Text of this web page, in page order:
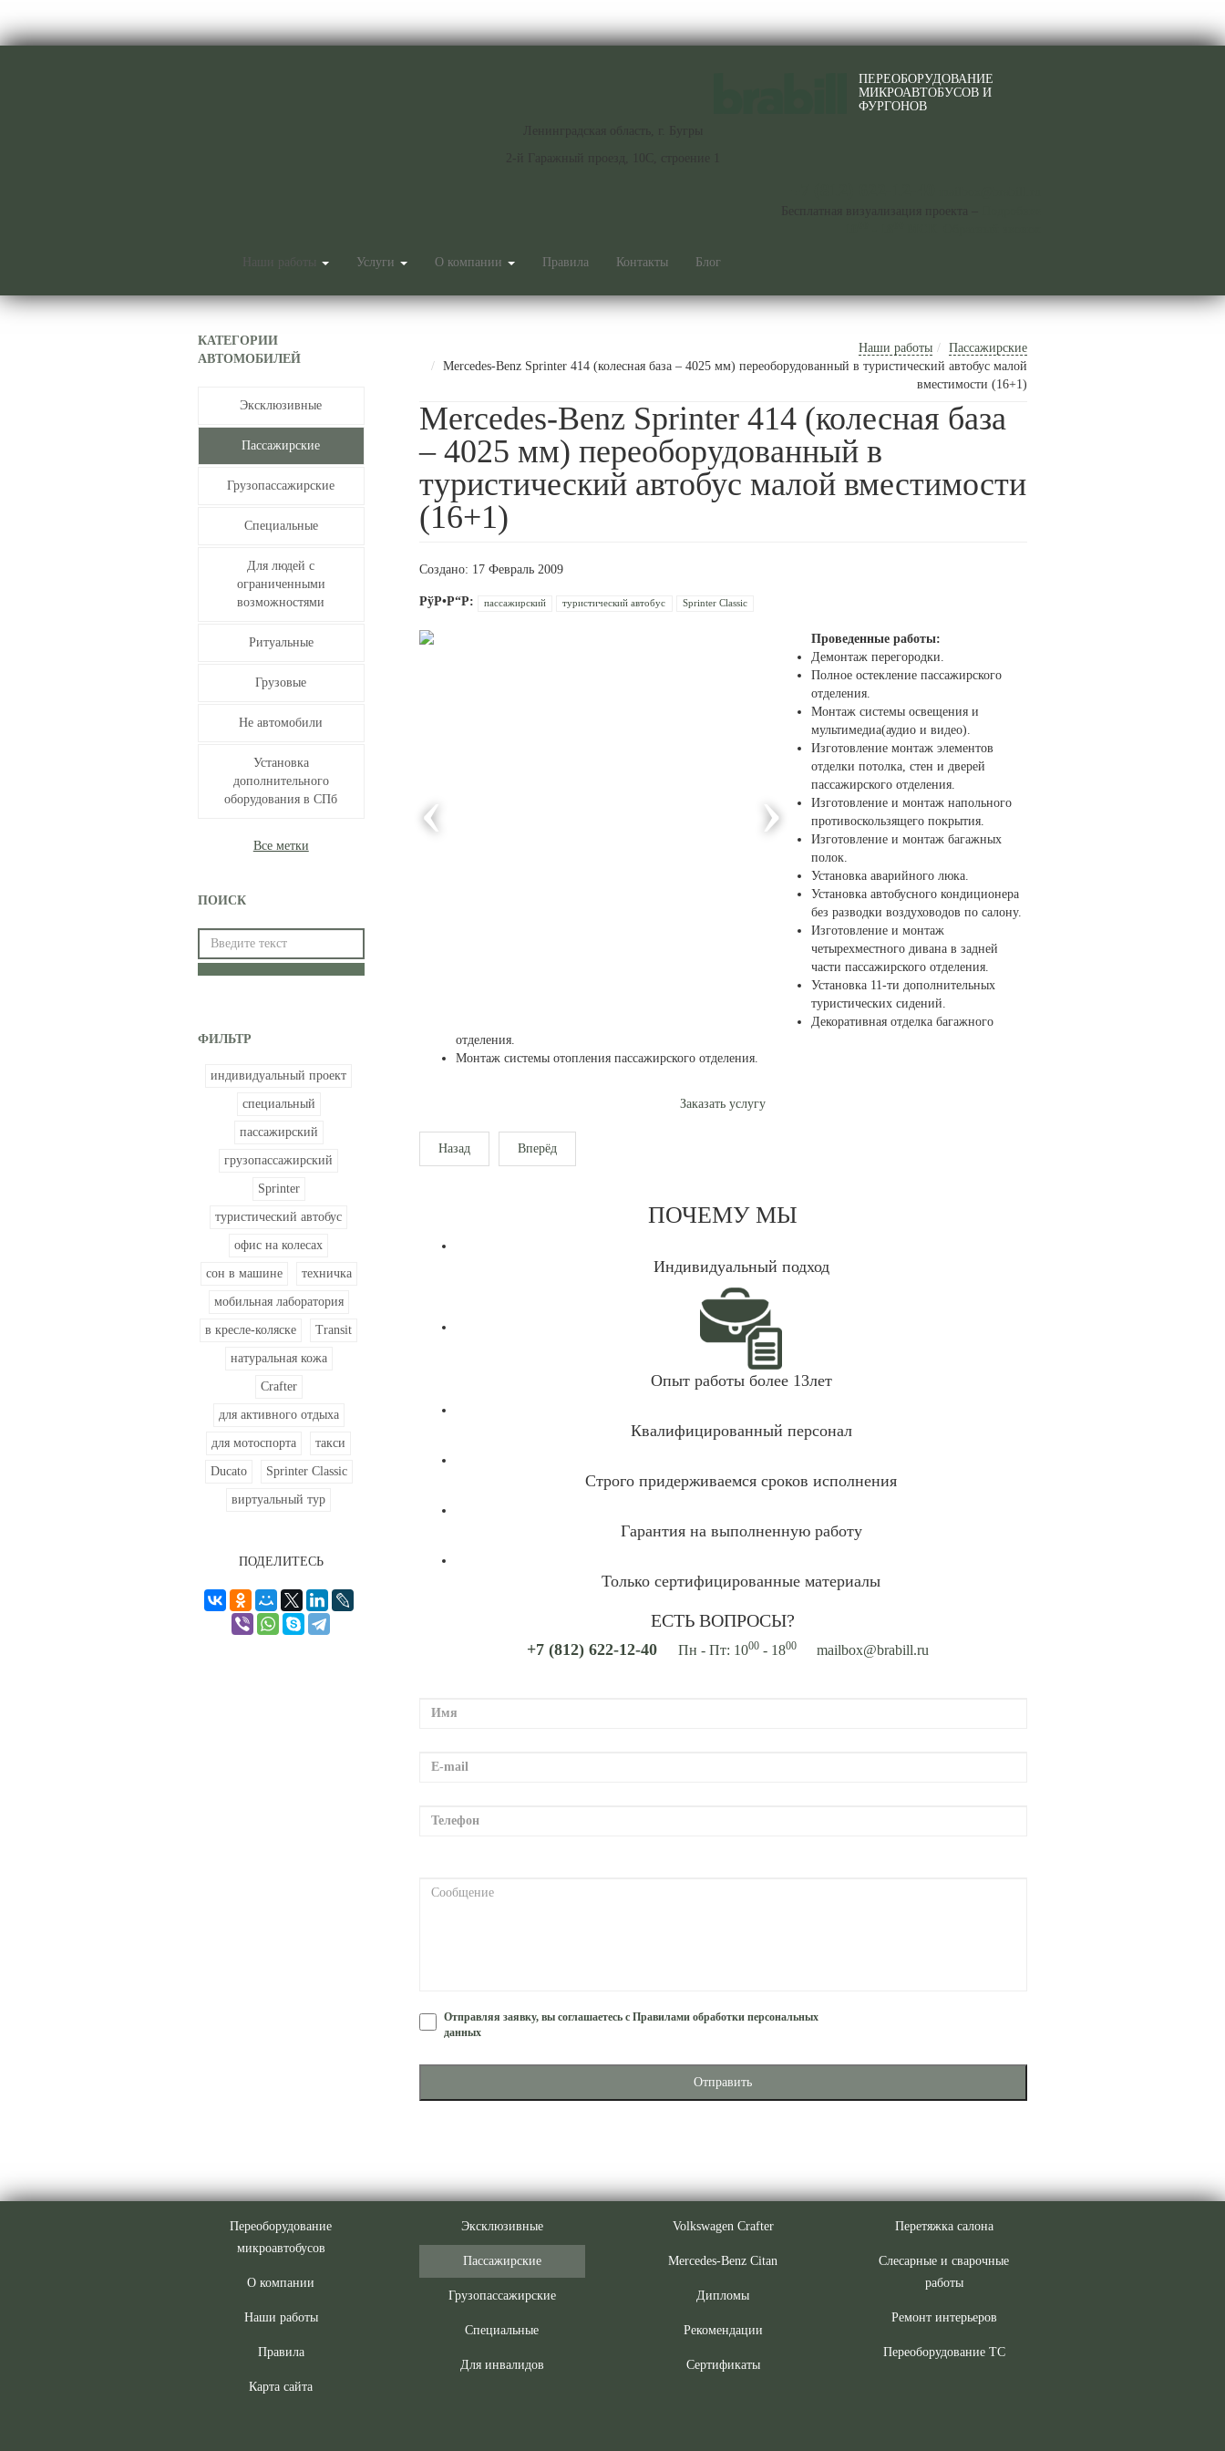
ПЕРЕОБОРУДОВАНИЕ
МИКРОАВТОБУСОВ И
ФУРГОНОВ
2-й Гаражный проезд, 10С, строение 1
Услуги О компании Правила Контакты Блог
Наши работы
Пассажирские
Mercedes-Benz Sprinter 414 (колесная база – 4025 мм) переоборудованный в туристический автобус малой
вместимости (16+1)
Mercedes-Benz Sprinter 414 (колесная база
– 4025 мм) переоборудованный в
туристический автобус малой вместимости
(16+1)
Создано: 17 Февраль 2009
пассажирский туристический автобус Sprinter Classic
‹ ›
Проведенные работы:
Демонтаж перегородки.
Полное остекление пассажирского
отделения.
Монтаж системы освещения и
мультимедиа(аудио и видео).
Изготовление монтаж элементов
отделки потолка, стен и дверей
пассажирского отделения.
Изготовление и монтаж напольного
противоскользящего покрытия.
Изготовление и монтаж багажных
полок.
Установка аварийного люка.
Установка автобусного кондиционера
без разводки воздуховодов по салону.
Изготовление и монтаж
четырехместного дивана в задней
части пассажирского отделения.
Установка 11-ти дополнительных
туристических сидений.
Декоративная отделка багажного
отделения.
Монтаж системы отопления пассажирского отделения.
Заказать услугу
Назад Вперёд
ПОЧЕМУ МЫ
Индивидуальный подход
Опыт работы более 13лет
Квалифицированный персонал
Строго придерживаемся сроков исполнения
Гарантия на выполненную работу
Только сертифицированные материалы
ЕСТЬ ВОПРОСЫ?
+7 (812) 622-12-40 Пн - Пт: 1000- 1800 mailbox@brabill.ru
Отправляя заявку, вы соглашаетесь с Правилами обработки персональных
данных
Отправить
КАТЕГОРИИ
АВТОМОБИЛЕЙ
Эксклюзивные
Пассажирские
Грузопассажирские
Специальные
Для людей с
ограниченными
возможностями
Ритуальные
Грузовые
Не автомобили
Установка
дополнительного
оборудования в СПб
Все метки
ПОИСК
Найти
на
сайте
ФИЛЬТР
индивидуальный проект
специальный
пассажирский
грузопассажирский
Sprinter
туристический автобус
офис на колесах
сон в машине техничка
мобильная лаборатория
в кресле-коляске Transit
натуральная кожа
Crafter
для активного отдыха
для мотоспорта такси
Ducato Sprinter Classic
виртуальный тур
ПОДЕЛИТЕСЬ
Переоборудование
микроавтобусов
О компании
Наши работы
Правила
Карта сайта
Эксклюзивные
Пассажирские
Грузопассажирские
Специальные
Для инвалидов
Volkswagen Crafter
Mercedes-Benz Citan
Дипломы
Рекомендации
Сертификаты
Перетяжка салона
Слесарные и сварочные
работы
Ремонт интерьеров
Переоборудование ТС